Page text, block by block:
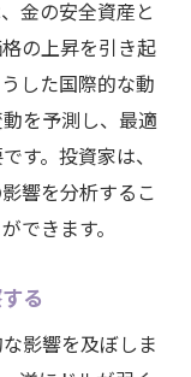
金の安全資産と
の上昇を引き起
した国際的な動
を予測し、最適
す。投資家は、
響を分析するこ
できます。
る
影響を及ぼしま